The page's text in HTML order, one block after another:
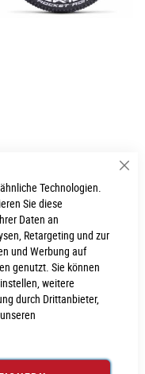
Technologien.
Sie diese
Daten an
Retargeting und zur
und Werbung auf
genutzt. Sie können
weitere
durch Drittanbieter,
gerne an